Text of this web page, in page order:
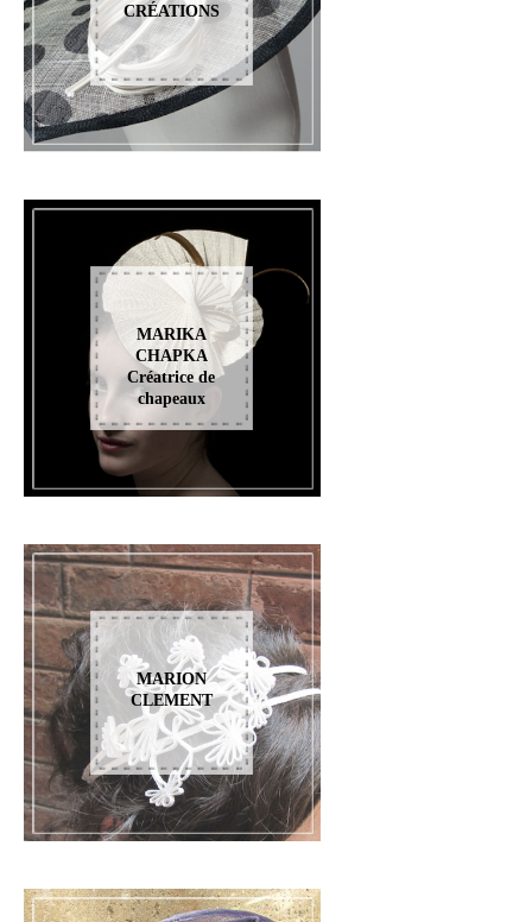
CRÉATIONS
MARIKA
CHAPKA
Créatrice de
chapeaux
MARION
CLEMENT